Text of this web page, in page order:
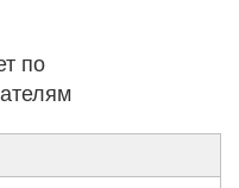
по